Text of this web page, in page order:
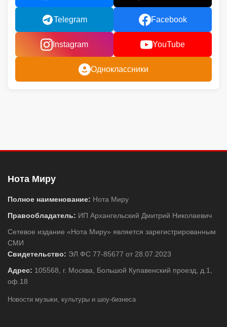
Telegram Facebook
Instagram YouTube
Одноклассники
Нота Миру
Полное наименование: Нота Миру
Правообладатель: ИП Архангельский Дмитрий Николаевич
Сетевое издание «Нота Миру» является зарегистрированным
СМИ
Свидетельство: ЭЛ ФС 77-85677 от 28.07.2023
Адрес: 105568, г. Москва, Большой Купавенский проезд, д.1,
оф.18
Новости музыки, культуры и шоу-бизнеса